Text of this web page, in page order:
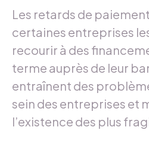
Les retards de
certaines entreprises
recourir à des
terme auprès de leur
entraînent des
sein des entreprises et
l’existence des plus